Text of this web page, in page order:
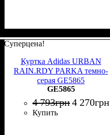
Суперцена!
Куртка Adidas URBAN
RAIN.RDY PARKA темно-
серая GE5865
GE5865
4 793грн4 270грн
Купить